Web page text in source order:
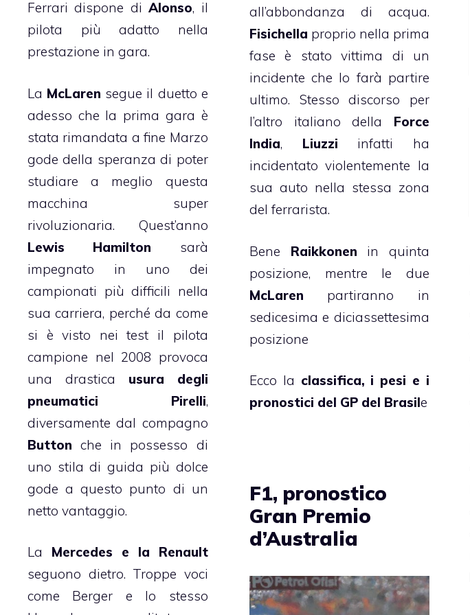
Ferrari dispone diAlonso, il
pilota più adatto nella
prestazione in gara.
La McLaren segue il duetto e
adesso che la prima gara è
stata rimandata a fine Marzo
gode della speranza di poter
studiare a meglio questa
macchina super
rivoluzionaria. Quest’anno
Lewis Hamilton sarà
impegnato in uno dei
campionati più difficili nella
sua carriera, perché da come
si è visto nei test il pilota
campione nel 2008 provoca
una drastica usura degli
pneumatici Pirelli,
diversamente dal compagno
Button che in possesso di
uno stila di guida più dolce
gode a questo punto di un
netto vantaggio.
La Mercedes e la Renault
seguono dietro. Troppe voci
come Berger e lo stesso
all’abbondanza di acqua.
Fisichella proprio nella prima
fase è stato vittima di un
incidente che lo farà partire
ultimo. Stesso discorso per
l’altro italiano della Force
India, Liuzzi infatti ha
incidentato violentemente la
sua auto nella stessa zona
del ferrarista.
Bene Raikkonen in quinta
posizione, mentre le due
McLaren partiranno in
sedicesima e diciassettesima
posizione
Ecco la classifica, i pesi e i
pronostici del GP del Brasile
F1, pronostico
Gran Premio
d’Australia